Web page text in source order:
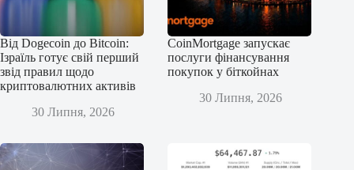
Від Dogecoin до Bitcoin:
Ізраїль готує свій перший
звід правил щодо
криптовалютних активів
30 Липня, 2026
CoinMortgage запускає
послуги фінансування
покупок у біткойнах
30 Липня, 2026